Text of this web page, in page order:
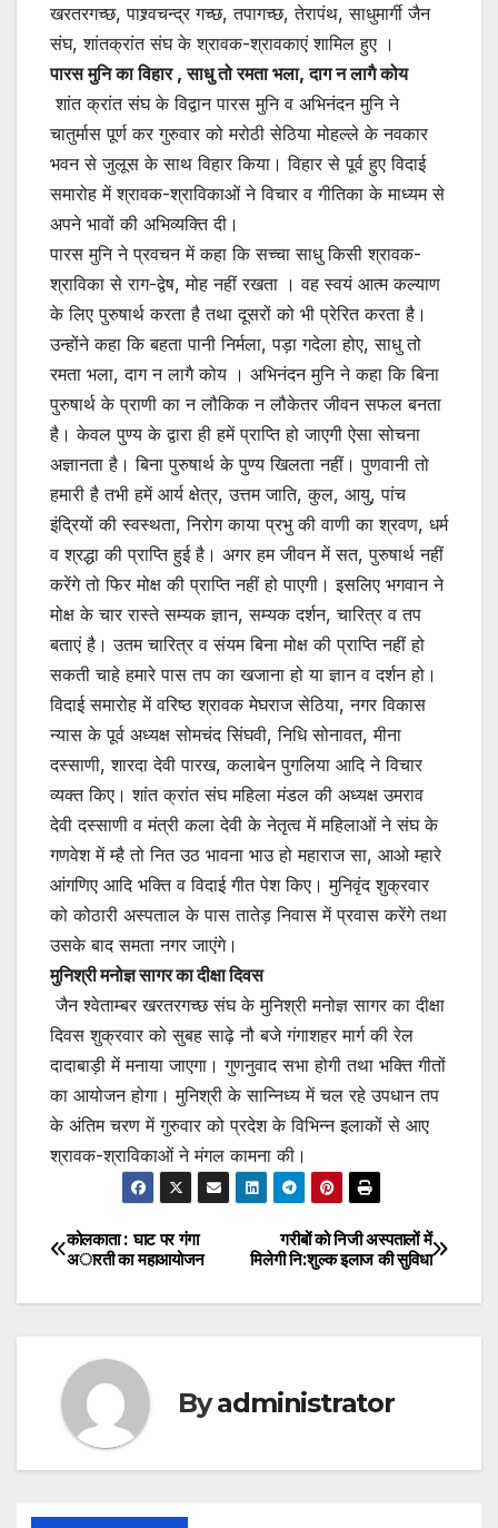
खरतरगच्छ, पाश्र्वचन्द्र गच्छ, तपागच्छ, तेरापंथ, साधुमार्गी जैन
संघ, शांतक्रांत संघ के श्रावक-श्रावकाएं शामिल हुए ।
पारस मुनि का विहार , साधु तो रमता भला, दाग न लागै कोय
शांत क्रांत संघ के विद्वान पारस मुनि व अभिनंदन मुनि ने
चातुर्मास पूर्ण कर गुरुवार को मरोठी सेठिया मोहल्ले के नवकार
भवन से जुलूस के साथ विहार किया। विहार से पूर्व हुए विदाई
समारोह में श्रावक-श्राविकाओं ने विचार व गीतिका के माध्यम से
अपने भावों की अभिव्यक्ति दी।
पारस मुनि ने प्रवचन में कहा कि सच्चा साधु किसी श्रावक-
श्राविका से राग-द्वेष, मोह नहीं रखता । वह स्वयं आत्म कल्याण
के लिए पुरुषार्थ करता है तथा दूसरों को भी प्रेरित करता है।
उन्होंने कहा कि बहता पानी निर्मला, पड़ा गदेला होए, साधु तो
रमता भला, दाग न लागै कोय । अभिनंदन मुनि ने कहा कि बिना
पुरुषार्थ के प्राणी का न लौकिक न लौकेतर जीवन सफल बनता
है। केवल पुण्य के द्वारा ही हमें प्राप्ति हो जाएगी ऐसा सोचना
अज्ञानता है। बिना पुरुषार्थ के पुण्य खिलता नहीं। पुणवानी तो
हमारी है तभी हमें आर्य क्षेत्र, उत्तम जाति, कुल, आयु, पांच
इंद्रियों की स्वस्थता, निरोग काया प्रभु की वाणी का श्रवण, धर्म
व श्रद्धा की प्राप्ति हुई है। अगर हम जीवन में सत, पुरुषार्थ नहीं
करेंगे तो फिर मोक्ष की प्राप्ति नहीं हो पाएगी। इसलिए भगवान ने
मोक्ष के चार रास्ते सम्यक ज्ञान, सम्यक दर्शन, चारित्र व तप
बताएं है। उतम चारित्र व संयम बिना मोक्ष की प्राप्ति नहीं हो
सकती चाहे हमारे पास तप का खजाना हो या ज्ञान व दर्शन हो।
विदाई समारोह में वरिष्ठ श्रावक मेघराज सेठिया, नगर विकास
न्यास के पूर्व अध्यक्ष सोमचंद सिंघवी, निधि सोनावत, मीना
दस्साणी, शारदा देवी पारख, कलाबेन पुगलिया आदि ने विचार
व्यक्त किए। शांत क्रांत संघ महिला मंडल की अध्यक्ष उमराव
देवी दस्साणी व मंत्री कला देवी के नेतृत्व में महिलाओं ने संघ के
गणवेश में म्है तो नित उठ भावना भाउ हो महाराज सा, आओ म्हारे
आंगणिए आदि भक्ति व विदाई गीत पेश किए। मुनिवृंद शुक्रवार
को कोठारी अस्पताल के पास तातेड़ निवास में प्रवास करेंगे तथा
उसके बाद समता नगर जाएंगे।
मुनिश्री मनोज्ञ सागर का दीक्षा दिवस
जैन श्वेताम्बर खरतरगच्छ संघ के मुनिश्री मनोज्ञ सागर का दीक्षा
दिवस शुक्रवार को सुबह साढ़े नौ बजे गंगाशहर मार्ग की रेल
दादाबाड़ी में मनाया जाएगा। गुणनुवाद सभा होगी तथा भक्ति गीतों
का आयोजन होगा। मुनिश्री के सान्निध्य में चल रहे उपधान तप
के अंतिम चरण में गुरुवार को प्रदेश के विभिन्न इलाकों से आए
श्रावक-श्राविकाओं ने मंगल कामना की।
Post
navigation
गरीबों को निजी अस्पतालों में
मिलेगी नि:शुल्क इलाज की सुविधा
कोलकाता : घाट पर गंगा
अारती का महाआयोजन
Byadministrator